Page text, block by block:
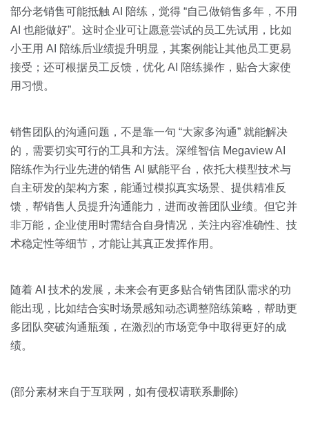
部分老销售可能抵触 AI 陪练，觉得 “自己做销售多年，不用
AI 也能做好”。这时企业可让愿意尝试的员工先试用，比如
小王用 AI 陪练后业绩提升明显，其案例能让其他员工更易
接受；还可根据员工反馈，优化 AI 陪练操作，贴合大家使
用习惯。
销售团队的沟通问题，不是靠一句 “大家多沟通” 就能解决
的，需要切实可行的工具和方法。深维智信 Megaview AI
陪练作为行业先进的销售 AI 赋能平台，依托大模型技术与
自主研发的架构方案，能通过模拟真实场景、提供精准反
馈，帮销售人员提升沟通能力，进而改善团队业绩。但它并
非万能，企业使用时需结合自身情况，关注内容准确性、技
术稳定性等细节，才能让其真正发挥作用。
随着 AI 技术的发展，未来会有更多贴合销售团队需求的功
能出现，比如结合实时场景感知动态调整陪练策略，帮助更
多团队突破沟通瓶颈，在激烈的市场竞争中取得更好的成
绩。
(部分素材来自于互联网，如有侵权请联系删除)